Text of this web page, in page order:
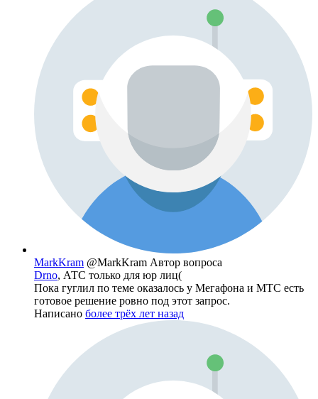
MarkKram @MarkKram Автор вопроса
Drno, АТС только для юр лиц(
Пока гуглил по теме оказалось у Мегафона и МТС есть
готовое решение ровно под этот запрос.
Написано более трёх лет назад